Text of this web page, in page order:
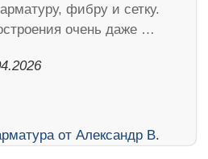
фибру и сетку.
очень даже …